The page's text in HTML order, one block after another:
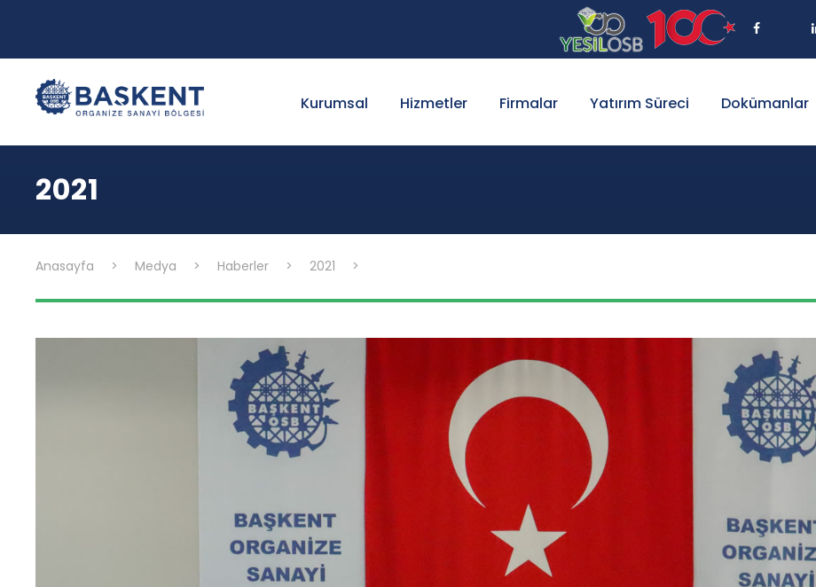
Kurumsal Hizmetler Firmalar Yatırım Süreci Dokümanlar
2021
Anasayfa > Medya > Haberler > 2021 >